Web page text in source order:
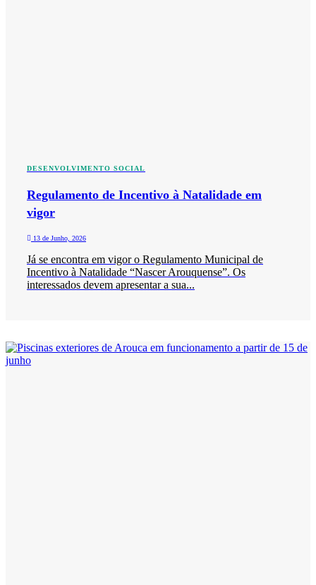
DESENVOLVIMENTO SOCIAL
Regulamento de Incentivo à Natalidade em
vigor
13 de Junho, 2026
Já se encontra em vigor o Regulamento Municipal de
Incentivo à Natalidade “Nascer Arouquense”. Os
interessados devem apresentar a sua...